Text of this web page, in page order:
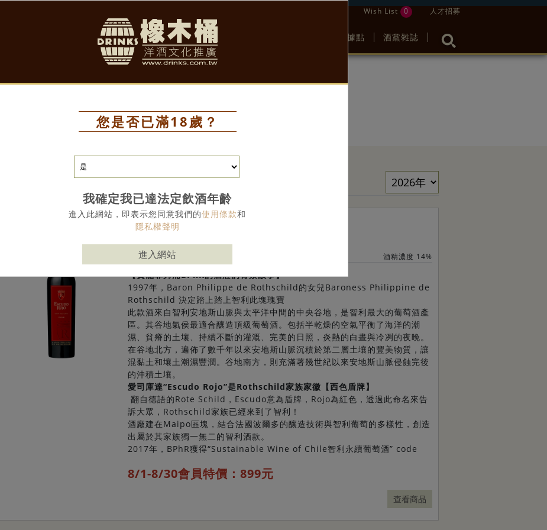
Wish List 0 人才招募
活動消息 產品 服務據點 酒黨雜誌
您是否已滿18歲？
我確定我已達法定飲酒年齡
進入此網站，即表示您同意我們的使用條款和
隱私權聲明
進入網站
每月一酒
Wine of the Month
智利愛司庫達特級紅葡萄酒2022
0.75L
2026-07-30 酒精濃度 14%
【寶龍菲力浦BPhR的酒莊的背景故事】
1997年，Baron Philippe de Rothschild的女兒Baroness Philippine de
Rothschild 決定踏上踏上智利此塊瑰寶
此款酒來自智利安地斯山脈與太平洋中間的中央谷地，是智利最大的葡萄酒產
區。其谷地氣侯最適合釀造頂級葡萄酒。包括半乾燥的空氣平衡了海洋的潮
濕、貧瘠的土壤、持續不斷的灌溉、完美的日照，炎熱的白晝與冷冽的夜晚。
在谷地北方，遍佈了數千年以來安地斯山脈沉積於第二層土壤的豐美物質，讓
混黏土和壤土潮濕豐潤。谷地南方，則充滿著幾世紀以來安地斯山脈侵蝕完後
的沖積土壤。
愛司庫達“Escudo Rojo”是Rothschild家族家徽【西色盾牌】
翻自德語的Rote Schild，Escudo意為盾牌，Rojo為紅色，透過此命名來告
訴大眾，Rothschild家族已經來到了智利！
酒廠建在Maipo區塊，結合法國波爾多的釀造技術與智利葡萄的多樣性，創造
出屬於其家族獨一無二的智利酒款。
2017年，BPhR獲得“Sustainable Wine of Chile智利永續葡萄酒” code
8/1-8/30會員特價：899元
查看商品